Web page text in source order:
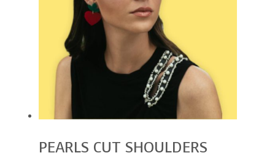
PEARLS CUT SHOULDERS